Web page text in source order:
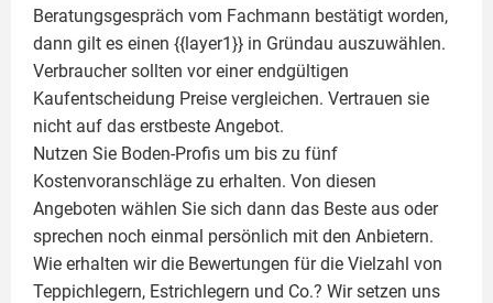
Beratungsgespräch vom Fachmann bestätigt worden,
dann gilt es einen {{layer1}} in Gründau auszuwählen.
Verbraucher sollten vor einer endgültigen
Kaufentscheidung Preise vergleichen. Vertrauen sie
nicht auf das erstbeste Angebot.
Nutzen Sie Boden-Profis um bis zu fünf
Kostenvoranschläge zu erhalten. Von diesen
Angeboten wählen Sie sich dann das Beste aus oder
sprechen noch einmal persönlich mit den Anbietern.
Wie erhalten wir die Bewertungen für die Vielzahl von
Teppichlegern, Estrichlegern und Co.? Wir setzen uns